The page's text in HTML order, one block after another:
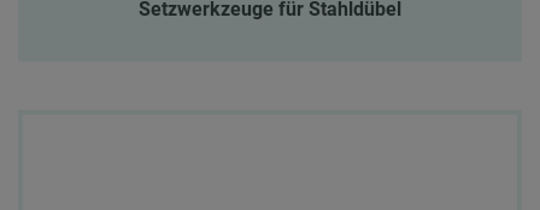
Setzwerkzeuge für Stahldübel